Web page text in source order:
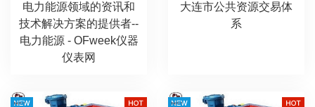
电力能源领域的资讯和
技术解决方案的提供者--
电力能源 - OFweek仪器
仪表网
大连市公共资源交易体
系